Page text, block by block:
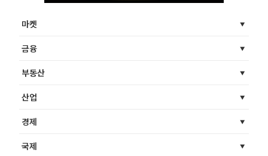
마켓
금융
부동산
산업
경제
국제